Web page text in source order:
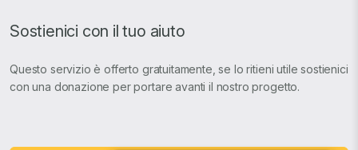
Sostienici con il tuo aiuto
Questo servizio è offerto gratuitamente, se lo ritieni utile sostienici
con una donazione per portare avanti il nostro progetto.